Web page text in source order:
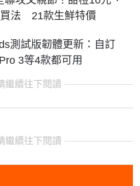
買法 21款生鮮特價
測試版韌體更新：自訂
3等4款都可用
繼續往下閱讀
繼續往下閱讀